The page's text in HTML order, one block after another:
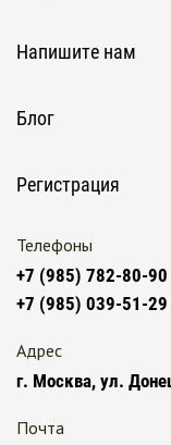
Телефоны
+7 (985) 782-80-90
+7 (985) 039-51-29
Адрес
г. Москва, ул.
Почта
Напишите нам
Блог
Регистрация